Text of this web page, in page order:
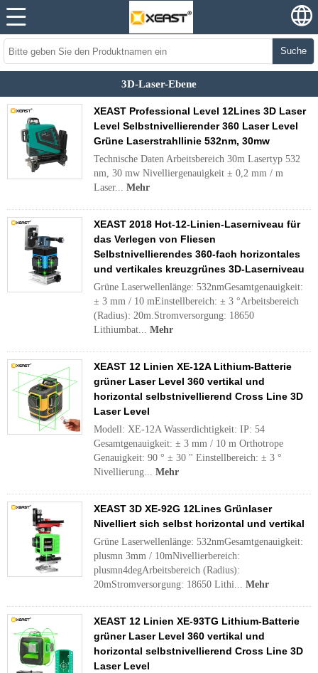
Suche
3D-Laser-Ebene
XEAST Professional Level 12Lines 3D Laser
Level Selbstnivellierender 360 Laser Level
Grüne Laserstrahllinie 532nm, 30mw
Technische Daten Arbeitsbereich 30m Lasertyp 532
nm, 30 mw Nivelliergenauigkeit ± 0,2 mm / m
Laser... Mehr
XEAST 2018 Hot-12-Linien-Laserniveau für
das Verlegen von Fliesen
Selbstnivellierendes 360-fach horizontales
und vertikales kreuzgrünes 3D-Laserniveau
Grüne Laserwellenlänge: 532nmGesamtgenauigkeit:
± 3 mm / 10 mEinstellbereich: ± 3 °Arbeitsbereich
(Radius): 20m.Stromversorgung: 18650
Lithiumbat... Mehr
XEAST 12 Linien XE-12A Lithium-Batterie
grüner Laser Level 360 vertikal und
horizontal selbstnivellierend Cross Line 3D
Laser Level
Modell: XE-12A Wasserdichtigkeit: IP: 54
Gesamtgenauigkeit: ± 3 mm / 10 m Orthotrope
Genauigkeit: 90 ° ± 30 " Einstellbereich: ± 3 °
Nivellierung... Mehr
XEAST 3D XE-92G 12Lines Grünlaser
Nivelliert sich selbst horizontal und vertikal
Grüne Laserwellenlänge: 532nmGesamtgenauigkeit:
plusmn 3mm / 10mNivellierbereich:
plusmn4degArbeitsbereich (Radius):
20mStromversorgung: 18650 Lithi... Mehr
XEAST 12 Linien XE-93TG Lithium-Batterie
grüner Laser Level 360 vertikal und
horizontal selbstnivellierend Cross Line 3D
Laser Level